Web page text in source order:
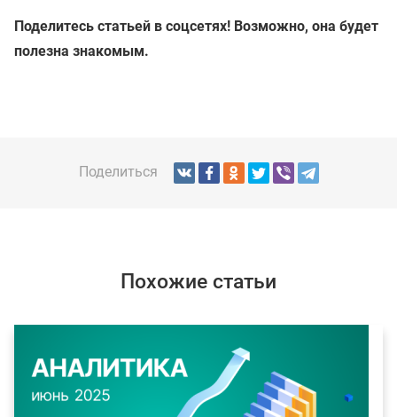
Поделитесь статьей в соцсетях! Возможно, она будет
полезна знакомым.
Поделиться
Похожие статьи